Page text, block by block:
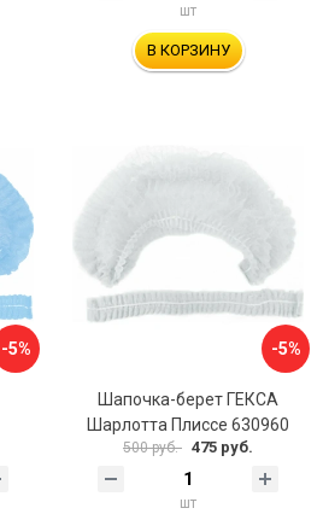
шт
В КОРЗИНУ
-5% -5%
Шапочка-берет ГЕКСА
Шарлотта Плиссе 630960
500 руб. 475 руб.
шт